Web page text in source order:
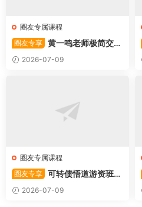
圈友专属课程
圈友专享 黄一鸣老师极简交易
系统2026-07-09
圈友专属课程
圈友专享 可转债悟道游资班出
奇系列悟道系列守正系列课程-
卓妍
2026-07-09